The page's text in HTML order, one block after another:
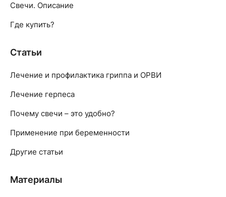
Свечи. Описание
Где купить?
Статьи
Лечение и профилактика гриппа и ОРВИ
Лечение герпеса
Почему свечи – это удобно?
Применение при беременности
Другие статьи
Материалы